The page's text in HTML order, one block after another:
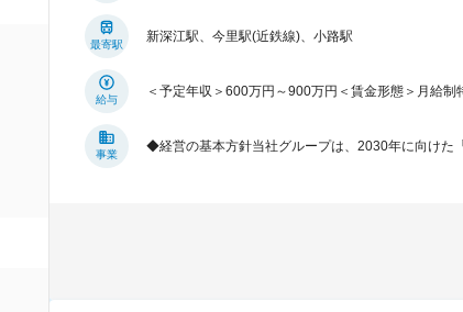
最寄駅
新深江駅、今里駅(近鉄線)、小路駅
給与
＜予定年収＞600万円～900万円＜賃金形態＞月給
事業
◆経営の基本方針当社グループは、2030年に向けた